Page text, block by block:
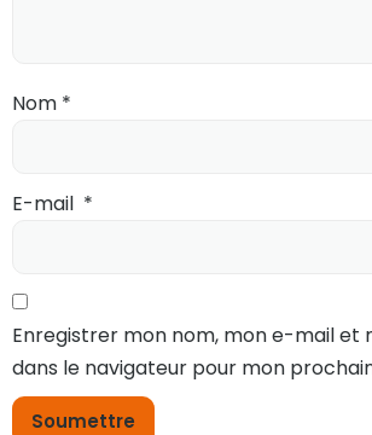
Nom *
E-mail *
Enregistrer mon nom, mon e-mail et
dans le navigateur pour mon